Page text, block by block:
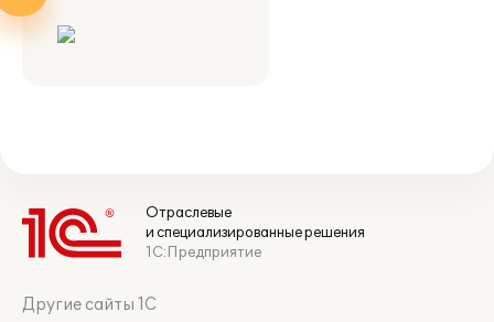
Отраслевые
и специализированные решения
1С:Предприятие
Другие сайты 1С